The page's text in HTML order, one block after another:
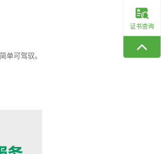
证书查询
单可驾驭。